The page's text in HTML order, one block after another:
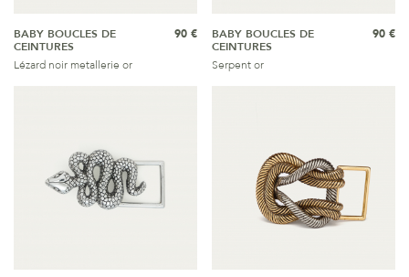
BABY BOUCLES DE
CEINTURES
Lézard noir metallerie or
90 €
BABY BOUCLES DE
CEINTURES
Serpent or
90 €